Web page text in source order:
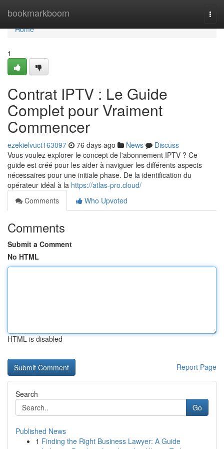
bookmarkboom
Home
Home
1
Contrat IPTV : Le Guide
Complet pour Vraiment
Commencer
ezekielvuct163097 76 days ago News
Discuss
Vous voulez explorer le concept de l'abonnement IPTV ? Ce
guide est créé pour les aider à naviguer les différents aspects
nécessaires pour une initiale phase. De la identification du
opérateur idéal à la https://atlas-pro.cloud/
Comments
Who Upvoted
Comments
Submit a Comment
No HTML
HTML is disabled
Report Page
Search
Go
Published News
1 Finding the Right Business Lawyer: A Guide